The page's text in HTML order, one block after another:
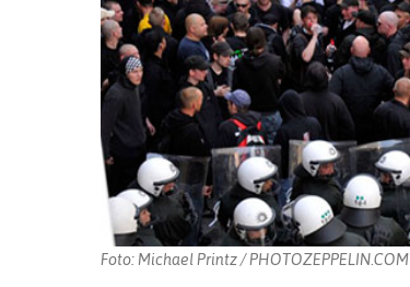
Foto: Michael Printz / PHOTOZEPPELIN.COM